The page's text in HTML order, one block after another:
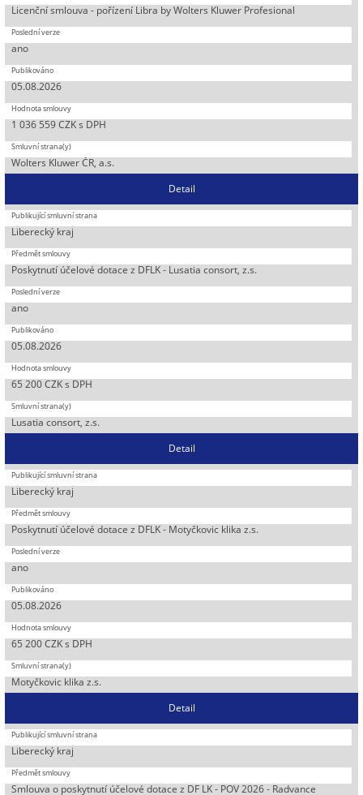
Licenční smlouva - pořízení Libra by Wolters Kluwer Profesional
ano
05.08.2026
1 036 559 CZK s DPH
Wolters Kluwer ČR, a.s.
Detail
Liberecký kraj
Poskytnutí účelové dotace z DFLK - Lusatia consort, z.s.
ano
05.08.2026
65 200 CZK s DPH
Lusatia consort, z.s.
Detail
Liberecký kraj
Poskytnutí účelové dotace z DFLK - Motyčkovic klika z.s.
ano
05.08.2026
65 200 CZK s DPH
Motyčkovic klika z.s.
Detail
Liberecký kraj
Smlouva o poskytnutí účelové dotace z DF LK - POV 2026 - Radvance